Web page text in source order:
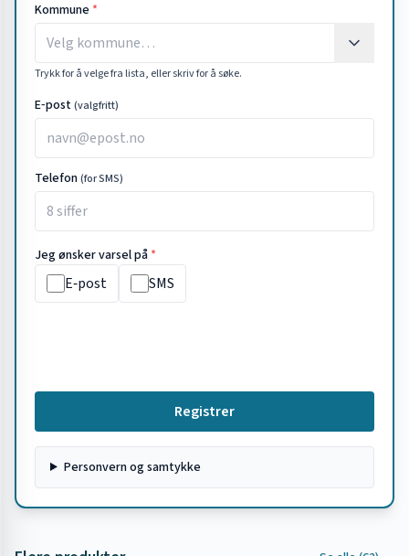
Kommune *
Trykk for å velge fra lista, eller skriv for å søke.
E‑post (valgfritt)
Telefon(for SMS)
Jeg ønsker varsel på *
E‑post SMS
Registrer
Personvern og samtykke